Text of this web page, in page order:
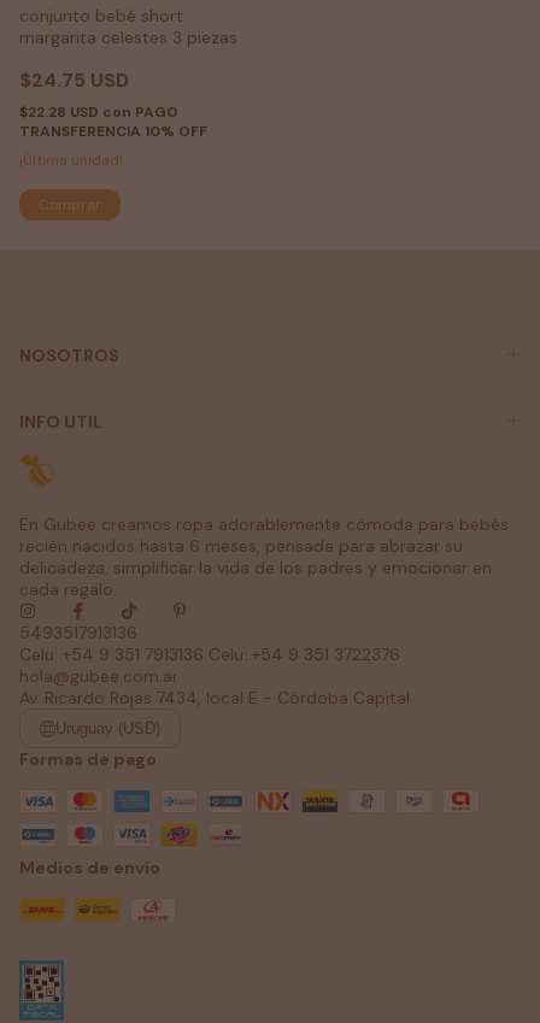
conjunto bebé short
margarita celestes 3 piezas
$24.75 USD
$22.28 USD con PAGO
TRANSFERENCIA 10% OFF
¡Última unidad!
Comprar
NOSOTROS
INFO UTIL
En Gubee creamos ropa adorablemente cómoda para bebés
recién nacidos hasta 6 meses, pensada para abrazar su
delicadeza, simplificar la vida de los padres y emocionar en
cada regalo.
5493517913136
Celu: +54 9 351 7913136 Celu: +54 9 351 3722376
hola@gubee.com.ar
Av. Ricardo Rojas 7434, local E - Córdoba Capital
Uruguay (USD)
Formas de pago
Medios de envío